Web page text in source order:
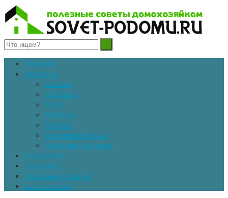
Полезные советы домохозяйкам
Главная
Рецепты
Салаты
Десерты
Супы
Выпечка
Закуски
Основное блюдо
Заготовки на зиму
Похудение
Здоровье
Полезные советы
Сад и огород